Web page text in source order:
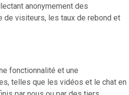
anonymement des
de visiteurs, les taux de rebond et
fonctionnalité et une
telles que les vidéos et le chat en